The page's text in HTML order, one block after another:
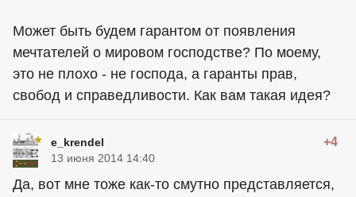
Может быть будем гарантом от появления
мечтателей о мировом господстве? По моему,
это не плохо - не господа, а гаранты прав,
свобод и справедливости. Как вам такая идея?
e_krendel +4
13 июня 2014 14:40
Да, вот мне тоже как-то смутно представляется,